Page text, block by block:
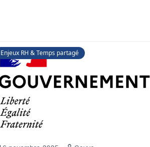
Enjeux RH & Temps partagé